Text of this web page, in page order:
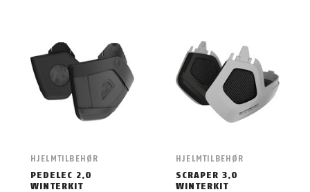
HJELMTILBEHØR
PEDELEC 2.0
WINTERKIT
HJELMTILBEHØR
SCRAPER 3.0
WINTERKIT